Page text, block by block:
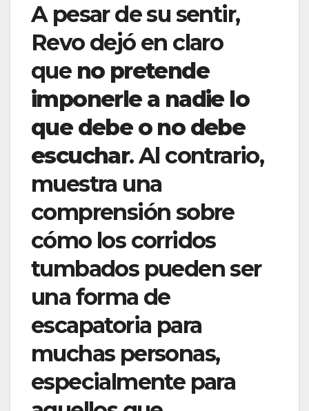
A pesar de su sentir,
Revo dejó en claro
que no pretende
imponerle a nadie lo
que debe o no debe
escuchar. Al contrario,
muestra una
comprensión sobre
cómo los corridos
tumbados pueden ser
una forma de
escapatoria para
muchas personas,
especialmente para